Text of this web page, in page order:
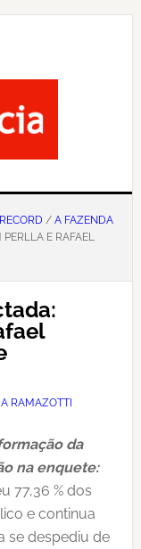
/ A FAZENDA
PERLLA E RAFAEL
RAMAZOTTI
da
na enquete:
77,36 % dos
e continua
se despediu de